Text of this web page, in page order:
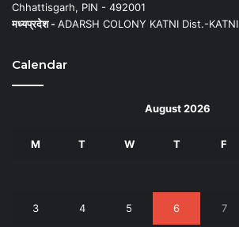
Chhattisgarh, PIN - 492001
मध्यप्रदेश -ADARSH COLONY KATNI Dist.-KATNI
Calendar
August 2026
M T W T F
3 4 5 6 7